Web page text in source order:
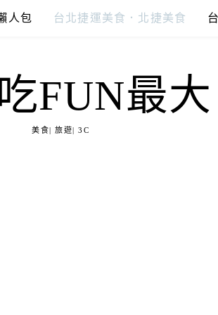
人包 台北捷運美食．北捷美食
FUN最大
美食| 旅遊| 3C